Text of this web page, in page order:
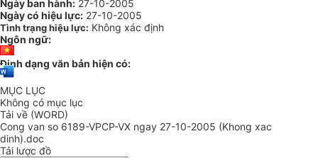
Ngày ban hành: 27-10-2005
Ngày có hiệu lực: 27-10-2005
Tình trạng hiệu lực: Không xác định
Ngôn ngữ:
Định dạng văn bản hiện có:
MỤC LỤC
Không có mục lục
Tải về (WORD)
Cong van so 6189-VPCP-VX ngay 27-10-2005 (Khong xac
dinh).doc
Tải lược đồ